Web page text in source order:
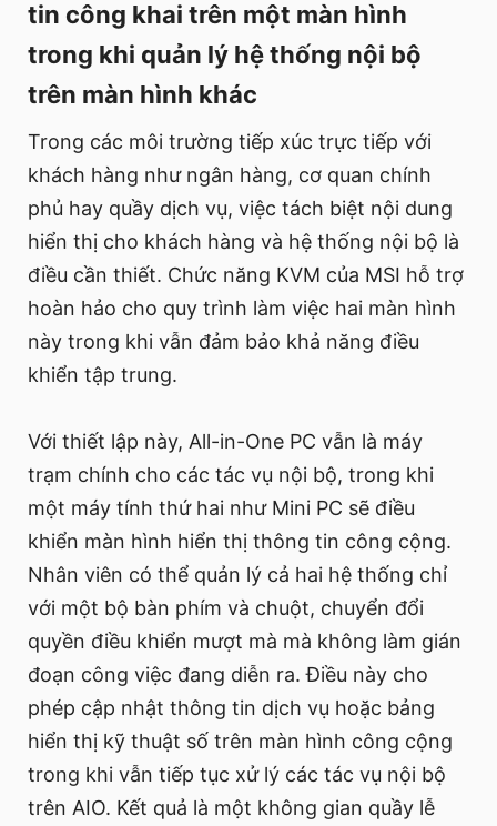
tin công khai trên một màn hình
trong khi quản lý hệ thống nội bộ
trên màn hình khác
Trong các môi trường tiếp xúc trực tiếp với
khách hàng như ngân hàng, cơ quan chính
phủ hay quầy dịch vụ, việc tách biệt nội dung
hiển thị cho khách hàng và hệ thống nội bộ là
điều cần thiết. Chức năng KVM của MSI hỗ trợ
hoàn hảo cho quy trình làm việc hai màn hình
này trong khi vẫn đảm bảo khả năng điều
khiển tập trung.
Với thiết lập này, All-in-One PC vẫn là máy
trạm chính cho các tác vụ nội bộ, trong khi
một máy tính thứ hai như Mini PC sẽ điều
khiển màn hình hiển thị thông tin công cộng.
Nhân viên có thể quản lý cả hai hệ thống chỉ
với một bộ bàn phím và chuột, chuyển đổi
quyền điều khiển mượt mà mà không làm gián
đoạn công việc đang diễn ra. Điều này cho
phép cập nhật thông tin dịch vụ hoặc bảng
hiển thị kỹ thuật số trên màn hình công cộng
trong khi vẫn tiếp tục xử lý các tác vụ nội bộ
trên AIO. Kết quả là một không gian quầy lễ